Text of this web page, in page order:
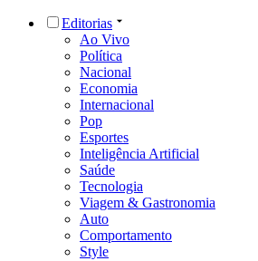
Editorias
Ao Vivo
Política
Nacional
Economia
Internacional
Pop
Esportes
Inteligência Artificial
Saúde
Tecnologia
Viagem & Gastronomia
Auto
Comportamento
Style